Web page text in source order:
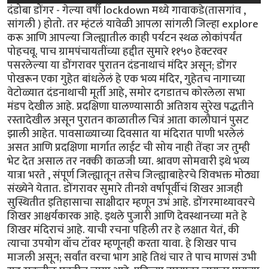
दंडोबा डोंगर - गेल्या वर्षी lockdown मध्ये गावाकडे(तासगांव ,
सांगली ) होतो. तर म्हंटलं यावेळी आपला सांगली जिल्हा explore
करू आणि आपल्या जिल्ह्यातील काही पर्यटन स्थळ लोकांपर्यंत
पोहचवू. पाच ग्रामपंचायतींच्या हद्दीत सुमारे ११५० हेक्टरवर
पसरलेल्या या डोंगरावर पुरातन दंडनाथाचं मंदिर असून; डोंगर
पोखरून एका गुहेत बांधलेलं हे एक भव्य मंदिर, गुहेतच नागाच्या
वेटोळ्यात दंडनाथाची मूर्ती आहे, समोर दगडातच कोरलेला सभा
मंडप देखील आहे. प्रदक्षिणा घालण्यासाठी अतिशय सुरेख पद्धतीने
रस्तादेखील असून पुरातन काळातील चित्रं आता कालौघानं पुसट
झाली आहेत. पावसाळ्याच्या दिवसात या मंदिरात पाणी भरलेलं
असत आणि प्रदक्षिणा मार्गात लाईट ची सोय नाही तेंव्हा जर तुम्ही
भेट देत असाल तर नक्की काळजी घ्या. श्रावण सोमवारी इथे भव्य
यात्रा भरते , संपूर्ण जिल्ह्यातून तसेच जिल्ह्याबाहेरचे शिवभक्त मोठ्या
संख्येने येतात. डोंगरावर सुमारे तीनशे वर्षापूर्वीचं शिखर आजही
सुस्थितीत इतिहासाचा साक्षीदार म्हणून उभं आहे. डोंगरमाथ्यावरचे
शिखर आश्चर्यकारक आहे. इथले पुजारी आणि देवस्थानच्या मते हे
शिखर मंदिराचं आहे. याची रचना पहिली तर हे लक्षात येतं, की
त्याचा उपयोग वॉच टॉवर म्हणूनही करता यावा. हे शिखर पाच
माजली असून; सर्वांत वरचा भाग आहे तिथं चार ते पाच माणसं उभी